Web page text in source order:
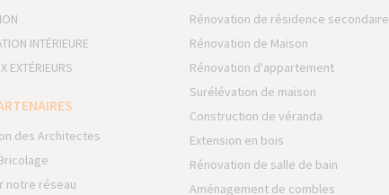
INTÉRIEURE
EXTÉRIEURS
des Architectes
notre réseau
Rénovation de résidence secondaire
Rénovation de Maison
Rénovation d'appartement
Surélévation de maison
Construction de véranda
Extension en bois
Rénovation de salle de bain
Aménagement de combles